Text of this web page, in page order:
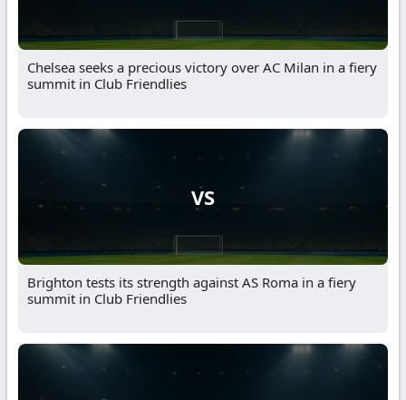
Chelsea seeks a precious victory over AC Milan in a fiery
summit in Club Friendlies
VS
Brighton tests its strength against AS Roma in a fiery
summit in Club Friendlies